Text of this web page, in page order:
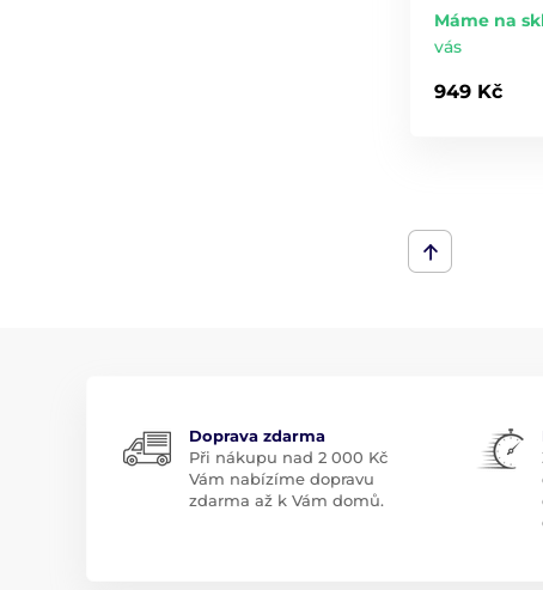
Máme na
vás
949 Kč
Doprava zdarma
Při nákupu nad 2 000 Kč
Vám nabízíme dopravu
zdarma až k Vám domů.